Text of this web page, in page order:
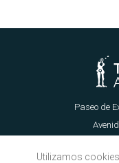
Paseo de
Utilizamos